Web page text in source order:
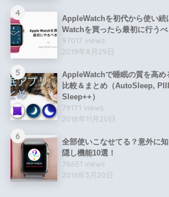
4
AppleWatchを初代から使い
Watchを買ったら最初に行うべ
97017 views
2019年8月29日
5
AppleWatchで睡眠の質を高め
比較＆まとめ（AutoSleep,
Sleep++）
79171 views
2018年11月20日
6
全部使いこなせてる？意外に
隠し機能10選！
78651 views
2016年3月20日